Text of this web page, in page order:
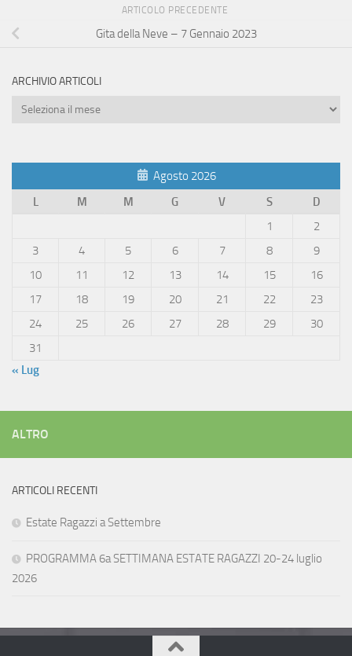
ARTICOLO PRECEDENTE
Gita della Neve – 7 Gennaio 2023
ARCHIVIO ARTICOLI
Archivio
Agosto 2026
L
M M G V S
D
1
2
3
4 5 6 7 8
9
10
11 12 13 14 15
16
17
18 19 20 21 22
23
24
25 26 27 28 29
30
31
« Lug
ALTRO
ARTICOLI RECENTI
Estate Ragazzi a Settembre
PROGRAMMA 6a SETTIMANA ESTATE RAGAZZI 20-24 luglio
2026